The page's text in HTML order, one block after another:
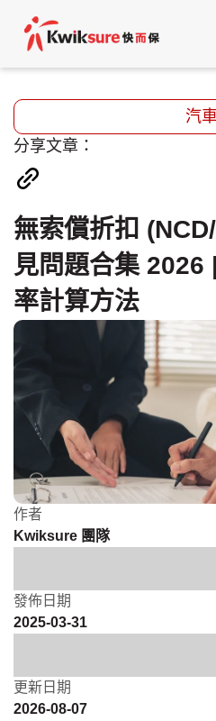
汽
分享文章：
無索償折扣
見問題合集 2026
率計算方法
作者
Kwiksure 團隊
發佈日期
2025-03-31
更新日期
2026-08-07